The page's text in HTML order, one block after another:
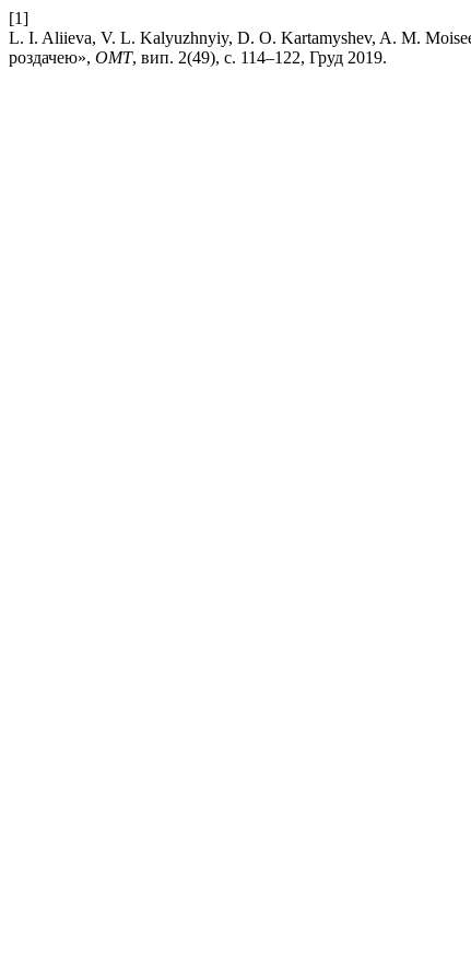
[1]
L. I. Aliieva, V. L. Kalyuzhnyiy, D. O. Kartamyshev, A. M.
роздачею», ОМТ, вип. 2(49), с. 114–122, Груд 2019.